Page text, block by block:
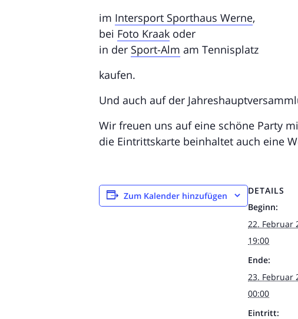
im Intersport Sporthaus Werne,
bei Foto Kraak oder
in der Sport-Alm am Tennisplatz
kaufen.
Und auch auf der
Wir freuen uns auf eine schöne Party
die Eintrittskarte beinhaltet auch eine
Zum Kalender hinzufügen
DETAILS
Beginn:
22. Februar
19:00
Ende:
23. Februar
00:00
Eintritt: